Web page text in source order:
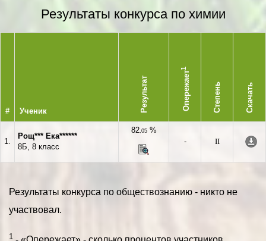
Результаты конкурса по химии
# Ученик Результат Опережает
1
Степень Скачать
1.
Рощ*** Ека******
8Б, 8 класс
82,05%
-
II
Результаты конкурса по обществознанию - никто не
участвовал.
1